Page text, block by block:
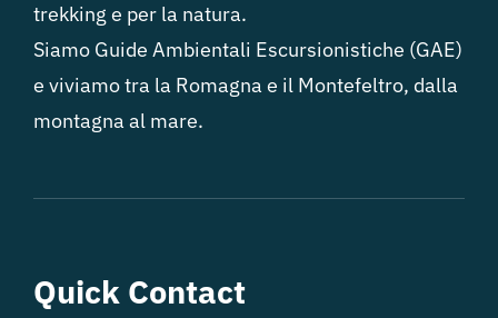
trekking e per la natura.
Siamo Guide Ambientali Escursionistiche (GAE)
e viviamo tra la Romagna e il Montefeltro, dalla
montagna al mare.
Quick Contact